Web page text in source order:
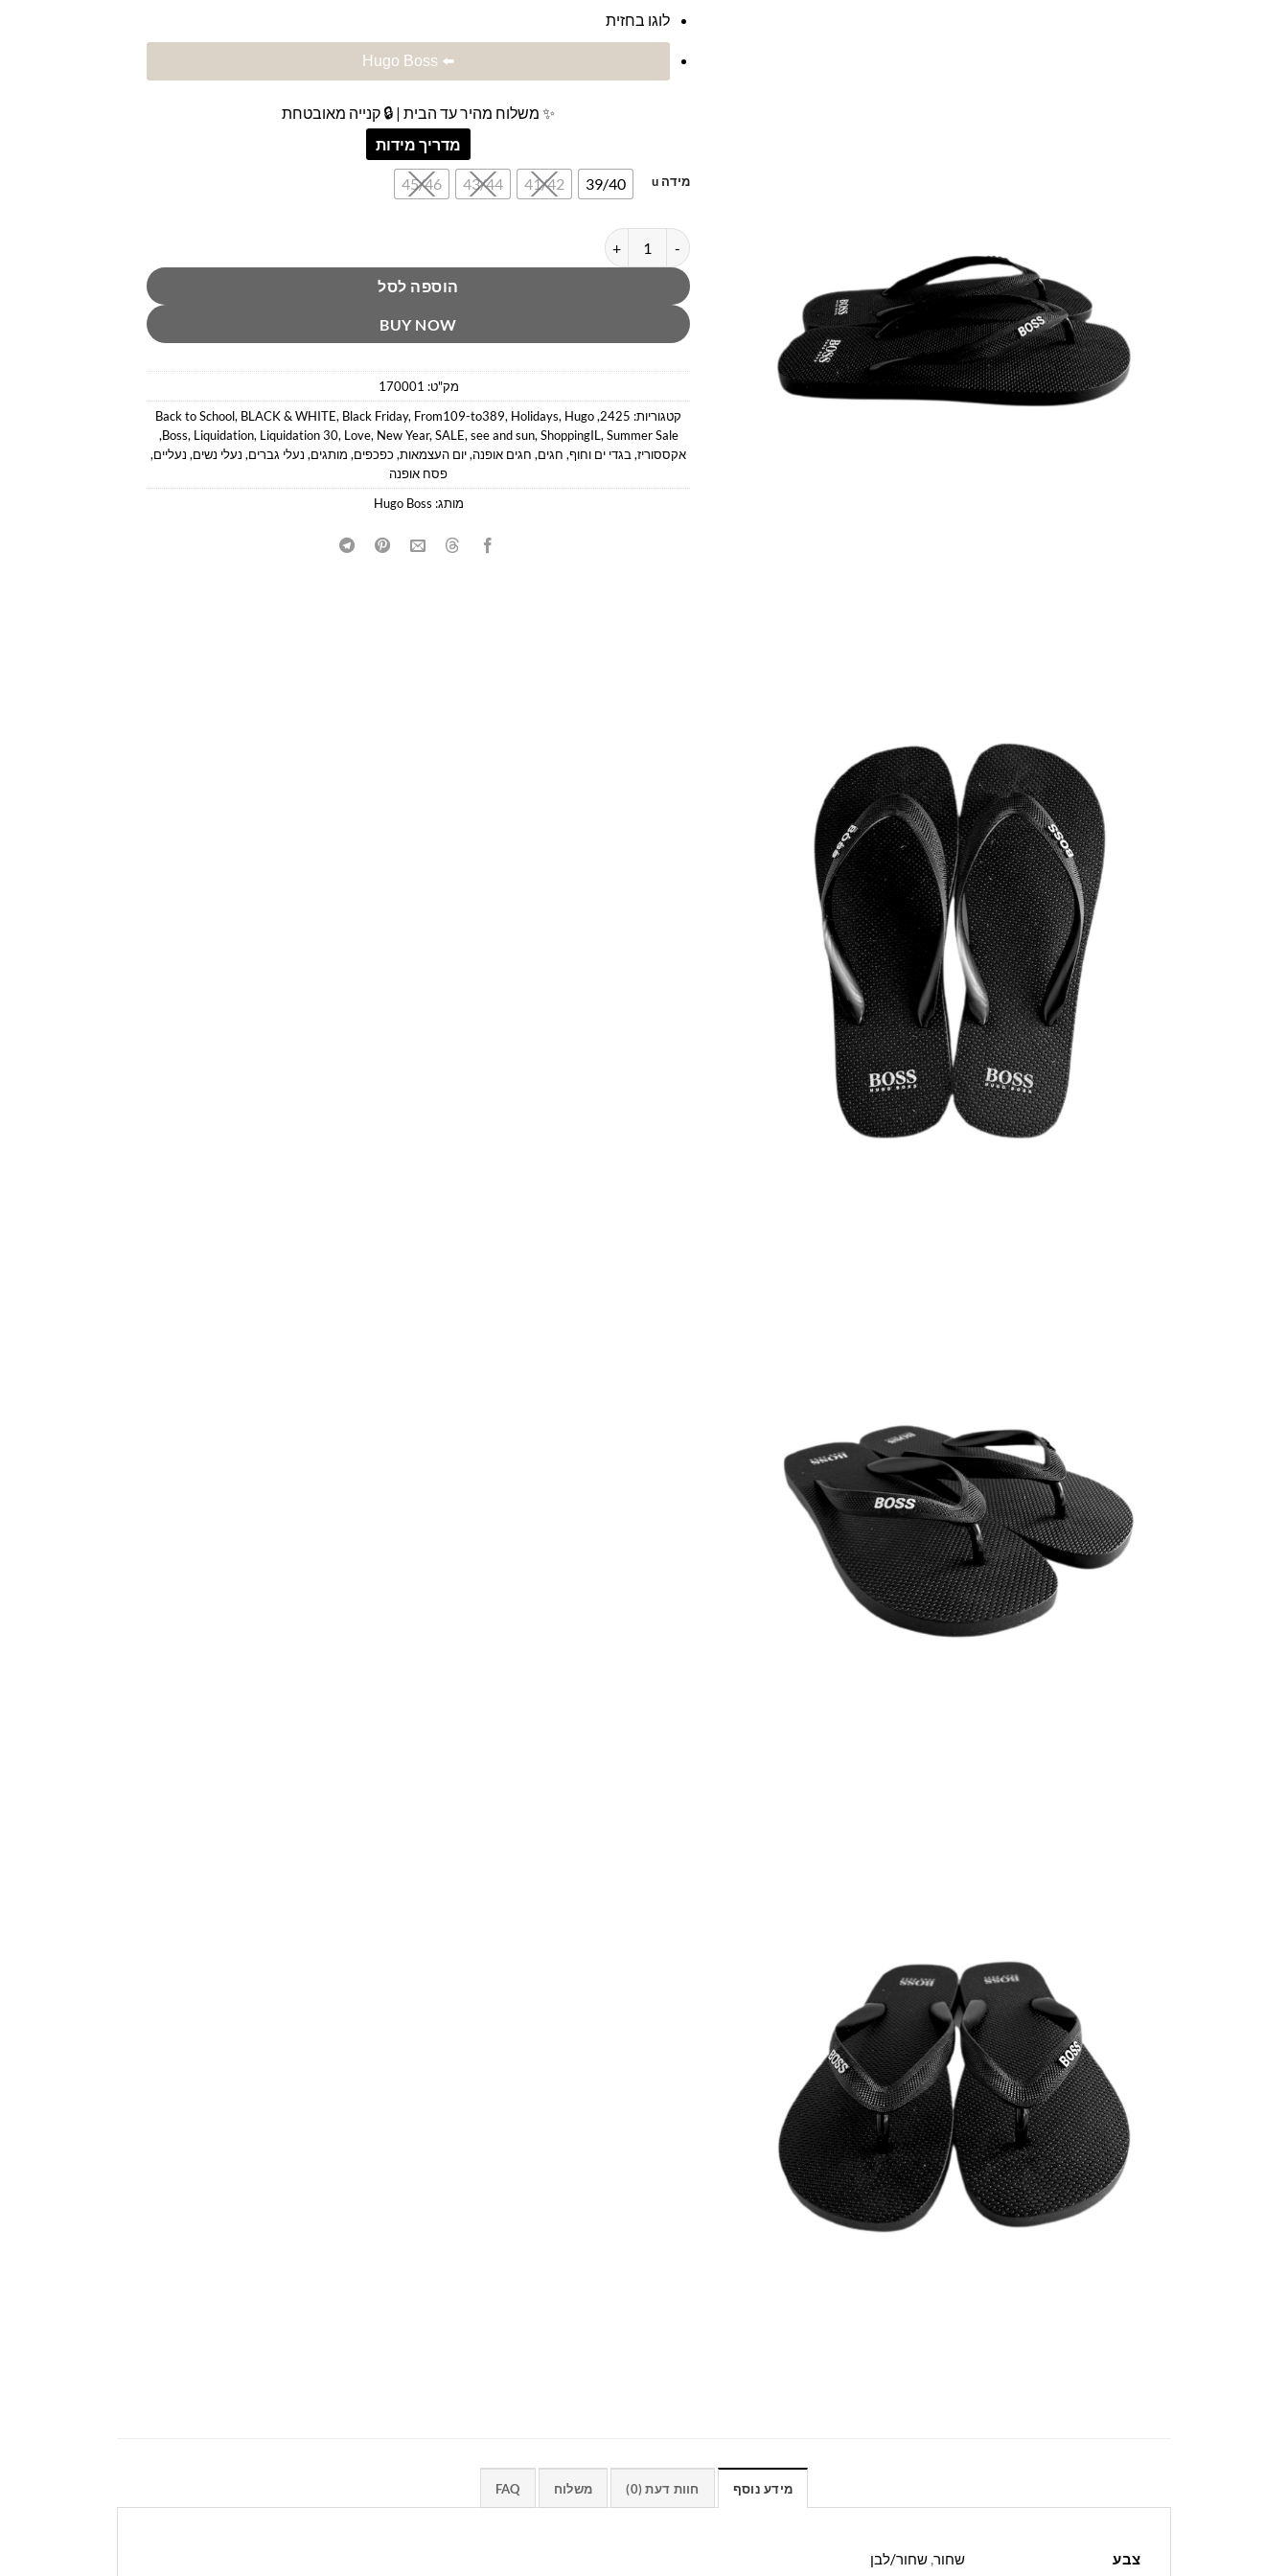
לוגו בחזית
⬅️ Hugo Boss
✨ משלוח מהיר עד הבית | 🔒 קנייה מאובטחת
מדריך מידות
מידה u 39/40
41/42
43/44
45/46
כמות של כפכפי אצבע שחורים הוגו בוס
הוספה לסל
BUY NOW
מק"ט: 170001
קטגוריות: 2425
,
Back to School, BLACK & WHITE, Black Friday, From109-to389, Holidays, Hugo
Boss, Liquidation, Liquidation 30, Love, New Year,SALE,see and sun,ShoppingIL,Summer Sale
,
אקססוריז,בגדי ים וחוף, חגים, חגים אופנה,יום העצמאות, כפכפים, מותגים, נעלי גברים, נעלי נשים, נעליים,
פסח אופנה
מותג: Hugo Boss
מידע נוסף חוות דעת (0) משלוח FAQ
צבע שחור,שחור/לבן